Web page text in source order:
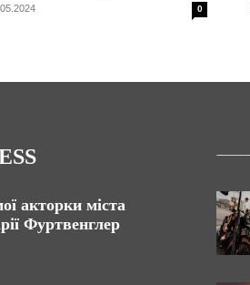
0
акторки міста
Фуртвенглер